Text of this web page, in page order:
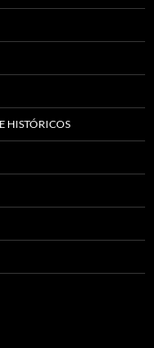
HISTÓRICOS